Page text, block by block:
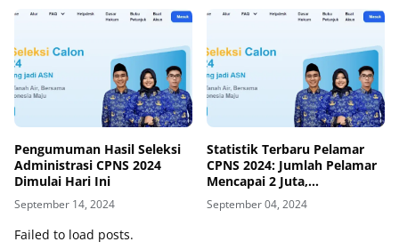
Pengumuman Hasil Seleksi
Administrasi CPNS 2024
Dimulai Hari Ini
September 14, 2024
Statistik Terbaru Pelamar
CPNS 2024: Jumlah Pelamar
Mencapai 2 Juta,
Kemenkumham Paling
Diminati
September 04, 2024
Failed to load posts.